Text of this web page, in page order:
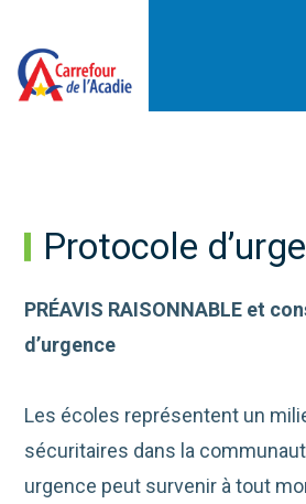
Protocole
PRÉAVIS RAISONNABLE et
d’urgence
Les écoles représentent un
sécuritaires dans la
urgence peut survenir à tout